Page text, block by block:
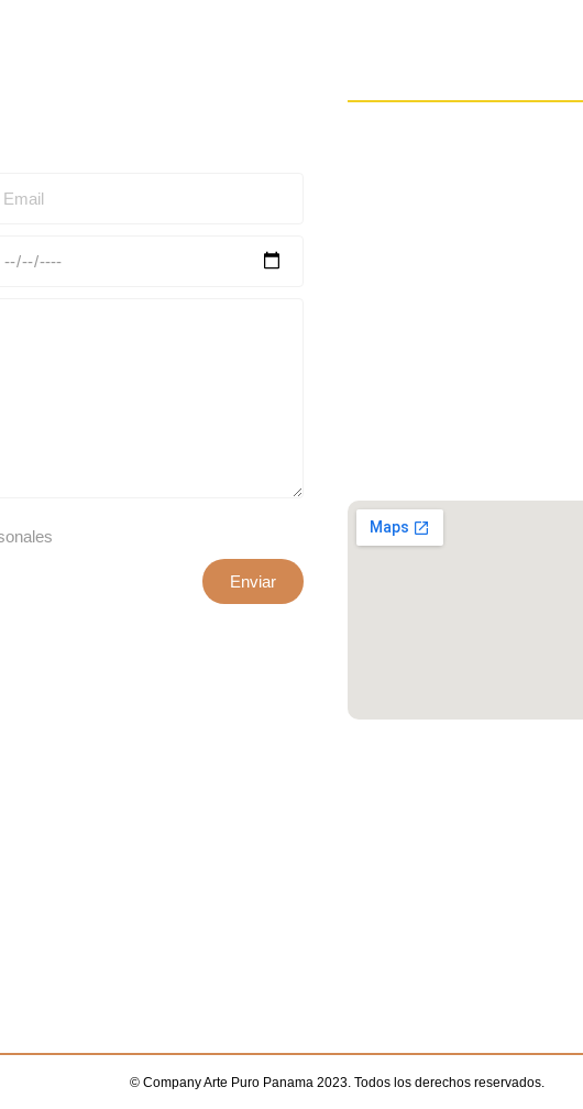
Enviar
© Company Arte Puro Panama 2023. Todos los derechos reservados.